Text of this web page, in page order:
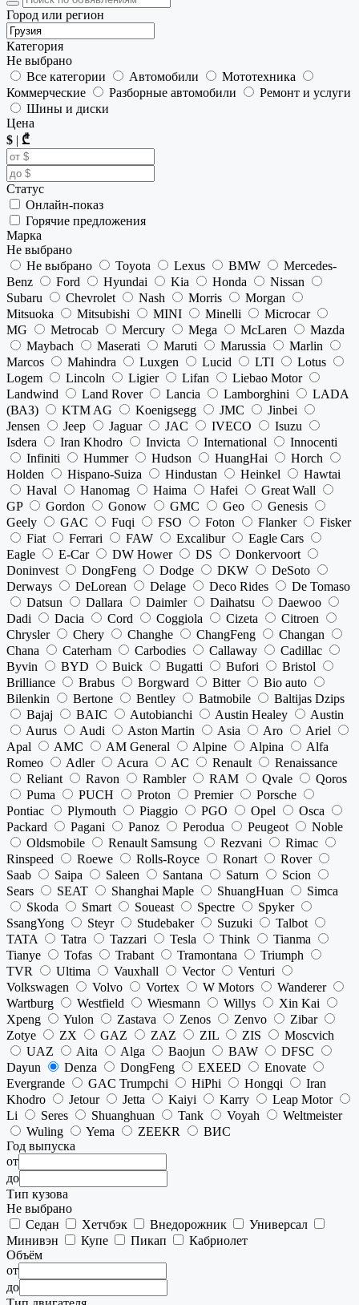
Город или регион
Категория
Не выбрано
Все категории
Автомобили
Мототехника
Коммерческие
Разборные автомобили
Ремонт и услуги
Шины и диски
Цена
$ | ₾
Статус
Онлайн-показ
Горячие предложения
Марка
Не выбрано
Не выбрано
Toyota Lexus BMW
Mercedes-
Benz
Ford Hyundai Kia Honda
Nissan
Subaru
Chevrolet Nash Morris
Morgan
Mitsuoka
Mitsubishi MINI Minelli
Microcar
MG
Metrocab Mercury Mega McLaren
Mazda
Maybach
Maserati Maruti Marussia
Marlin
Marcos
Mahindra Luxgen Lucid LTI
Lotus
Logem
Lincoln Ligier Lifan
Liebao Motor
Landwind
Land Rover Lancia Lamborghini
LADA
(ВАЗ)
KTM AG Koenigsegg JMC
Jinbei
Jensen
Jeep Jaguar JAC IVECO
Isuzu
Isdera
Iran Khodro Invicta International
Innocenti
Infiniti
Hummer Hudson HuangHai
Horch
Holden
Hispano-Suiza Hindustan Heinkel
Hawtai
Haval
Hanomag Haima Hafei
Great Wall
GP
Gordon Gonow GMC Geo
Genesis
Geely
GAC Fuqi FSO Foton Flanker
Fisker
Fiat
Ferrari FAW Excalibur
Eagle Cars
Eagle
E-Car DW Hower DS
Donkervoort
Doninvest
DongFeng Dodge DKW
DeSoto
Derways
DeLorean Delage Deco Rides
De Tomaso
Datsun
Dallara Daimler Daihatsu
Daewoo
Dadi
Dacia Cord Coggiola Cizeta
Citroen
Chrysler
Chery Changhe ChangFeng
Changan
Chana
Caterham Carbodies Callaway
Cadillac
Byvin
BYD Buick Bugatti Bufori
Bristol
Brilliance
Brabus Borgward Bitter
Bio auto
Bilenkin
Bertone Bentley Batmobile
Baltijas Dzips
Bajaj
BAIC Autobianchi Austin Healey
Austin
Aurus
Audi Aston Martin Asia Aro
Ariel
Apal
AMC AM General Alpine Alpina
Alfa
Romeo
Adler Acura AC Renault
Renaissance
Reliant
Ravon Rambler RAM Qvale
Qoros
Puma
PUCH Proton Premier
Porsche
Pontiac
Plymouth Piaggio PGO Opel
Osca
Packard
Pagani Panoz Perodua Peugeot
Noble
Oldsmobile
Renault Samsung Rezvani
Rimac
Rinspeed
Roewe Rolls-Royce Ronart
Rover
Saab
Saipa Saleen Santana Saturn
Scion
Sears
SEAT Shanghai Maple ShuangHuan
Simca
Skoda
Smart Soueast Spectre
Spyker
SsangYong
Steyr Studebaker Suzuki
Talbot
TATA
Tatra Tazzari Tesla Think
Tianma
Tianye
Tofas Trabant Tramontana
Triumph
TVR
Ultima Vauxhall Vector
Venturi
Volkswagen
Volvo Vortex W Motors
Wanderer
Wartburg
Westfield Wiesmann Willys
Xin Kai
Xpeng
Yulon Zastava Zenos Zenvo
Zibar
Zotye
ZX GAZ ZAZ ZIL ZIS
Moscvich
UAZ
Aita Alga Baojun BAW
DFSC
Dayun
Denza DongFeng EXEED
Enovate
Evergrande
GAC Trumpchi HiPhi Hongqi
Iran
Khodro
Jetour Jetta Kaiyi Karry
Leap Motor
Li
Seres Shuanghuan Tank Voyah
Weltmeister
Wuling
Yema ZEEKR
ВИС
Год выпуска
от
до
Тип кузова
Не выбрано
Седан
Хетчбэк Внедорожник
Универсал
Минивэн
Купе Пикап
Кабриолет
Объём
от
до